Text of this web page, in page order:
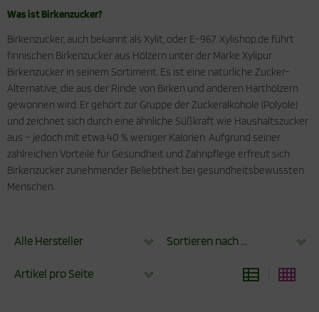
Was ist Birkenzucker?
Birkenzucker, auch bekannt als Xylit, oder E-967. Xylishop.de führt
finnischen Birkenzucker aus Hölzern unter der Marke Xylipur
Birkenzucker in seinem Sortiment. Es ist eine natürliche Zucker-
Alternative, die aus der Rinde von Birken und anderen Harthölzern
gewonnen wird. Er gehört zur Gruppe der Zuckeralkohole (Polyole)
und zeichnet sich durch eine ähnliche Süßkraft wie Haushaltszucker
aus – jedoch mit etwa 40 % weniger Kalorien. Aufgrund seiner
zahlreichen Vorteile für Gesundheit und Zahnpflege erfreut sich
Birkenzucker zunehmender Beliebtheit bei gesundheitsbewussten
Menschen.
Alle Hersteller Sortieren nach ...
Artikel pro Seite